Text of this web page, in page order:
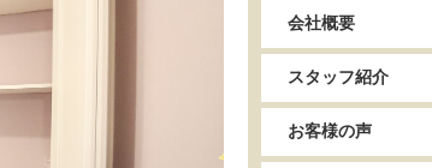
会社概要
スタッフ紹介
お客様の声